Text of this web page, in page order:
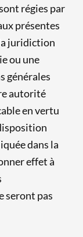
régies par
présentes
juridiction
ou une
générales
autorité
en vertu
dans la
effet à
seront pas